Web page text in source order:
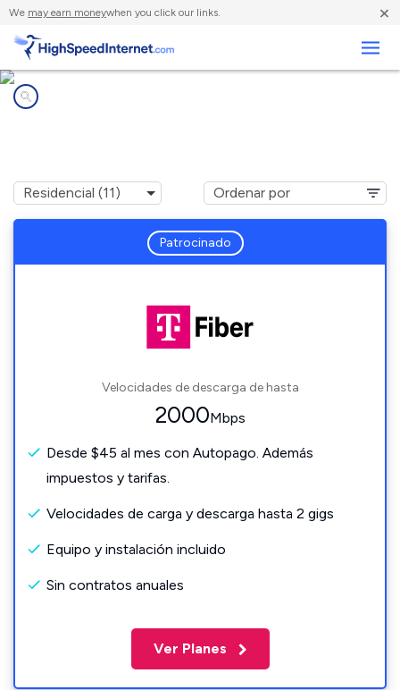
We may earn moneywhen you click our links. ×
Patrocinado
Velocidades de descarga de hasta
2000Mbps
Desde $45 al mes con Autopago. Además
impuestos y tarifas.
Velocidades de carga y descarga hasta 2 gigs
Equipo y instalación incluido
Sin contratos anuales
Ver Planes